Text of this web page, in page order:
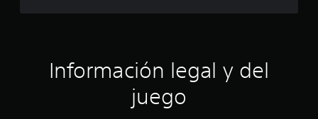
c
Información legal y del
juego